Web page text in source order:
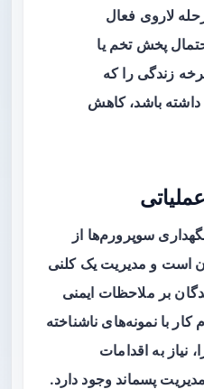
لاروی فعال
پخش تخم یا
زندگی را که
باشد، کاهش
سوپرورم‌ها از
است و مدیریت یک کلنی
بر ملاحظات ایمنی
با نمونه‌های ناشناخته
نیاز به اقدامات
پسماند وجود دارد.